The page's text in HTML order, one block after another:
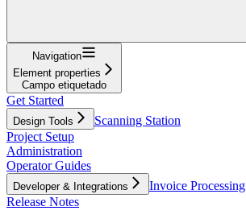
Navigation
Element properties
Campo etiquetado
Get Started
Design Tools
Scanning Station
Project Setup
Administration
Operator Guides
Developer & Integrations
Invoice Processing
Release Notes